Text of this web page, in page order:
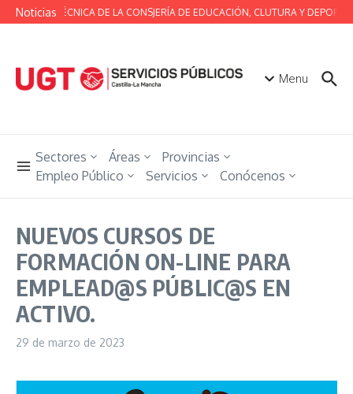
Saltar al contenido
Noticias
MESA TÉCNICA DE LA CONSJERÍA DE EDUCACIÓN, CLUTURA Y
Menu
Sectores Áreas
Provincias
Empleo Público
Servicios Conócenos
NUEVOS CURSOS DE
FORMACIÓN ON-LINE PARA
EMPLEAD@S PÚBLIC@S EN
ACTIVO.
29 de marzo de 2023